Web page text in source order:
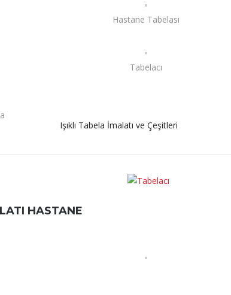
Hastane Tabelası
Tabelacı
Işıklı Tabela İmalatı ve Çeşitleri
HASTANE